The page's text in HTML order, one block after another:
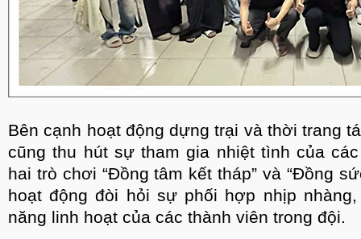
Bên cạnh hoạt động dựng trại và thời trang
cũng thu hút sự tham gia nhiệt tình của
hai trò chơi “Đồng tâm kết tháp” và “Đồng
hoạt động đòi hỏi sự phối hợp nhịp
năng linh hoạt của các thành viên trong đội.